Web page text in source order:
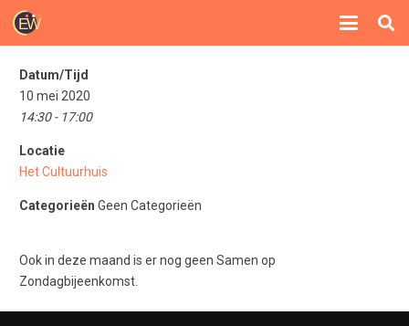
Datum/Tijd
10 mei 2020
14:30 - 17:00
Locatie
Het Cultuurhuis
Categorieën Geen Categorieën
Ook in deze maand is er nog geen Samen op
Zondagbijeenkomst.